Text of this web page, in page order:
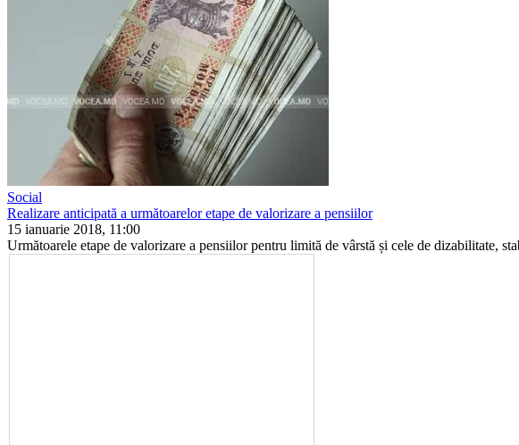
Social
Realizare anticipată a următoarelor etape de valorizare a pensiilor
15 ianuarie 2018, 11:00
Următoarele etape de valorizare a pensiilor pen­tru limită de vârstă și cele de dizabilitate,